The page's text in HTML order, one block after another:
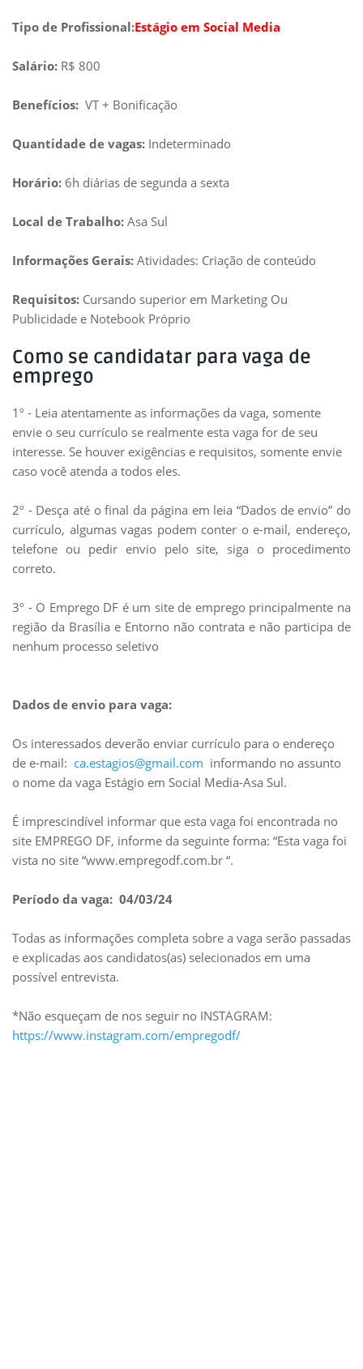
Tipo de Profissional:Estágio em Social Media
Salário: R$ 800
Benefícios: VT + Bonificação
Quantidade de vagas: Indeterminado
Horário: 6h diárias de segunda a sexta
Local de Trabalho: Asa Sul
Informações Gerais: Atividades: Criação de conteúdo
Requisitos: Cursando superior em Marketing Ou
Publicidade e Notebook Próprio
Como se candidatar para vaga de
emprego
1º - Leia atentamente as informações da vaga, somente
envie o seu currículo se realmente esta vaga for de seu
interesse. Se houver exigências e requisitos, somente envie
caso você atenda a todos eles.
2º - Desça até o final da página em leia “Dados de envio” do
currículo, algumas vagas podem conter o e-mail, endereço,
telefone ou pedir envio pelo site, siga o procedimento
correto.
3º - O Emprego DF é um site de emprego principalmente na
região da Brasília e Entorno não contrata e não participa de
nenhum processo seletivo
Dados de envio para vaga:
Os interessados deverão enviar currículo para o endereço
de e-mail: ca.estagios@gmail.com informando no assunto
o nome da vaga Estágio em Social Media-Asa Sul.
É imprescindível informar que esta vaga foi encontrada no
site EMPREGO DF, informe da seguinte forma: “Esta vaga foi
vista no site “www.empregodf.com.br “.
Período da vaga: 04/03/24
Todas as informações completa sobre a vaga serão passadas
e explicadas aos candidatos(as) selecionados em uma
possível entrevista.
*Não esqueçam de nos seguir no INSTAGRAM:
https://www.instagram.com/empregodf/